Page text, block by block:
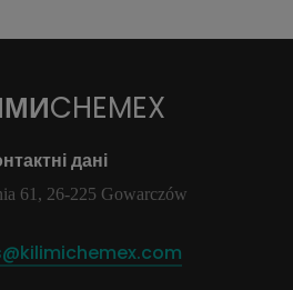
CHEMEX
дані
61, 26-225 Gowarczów